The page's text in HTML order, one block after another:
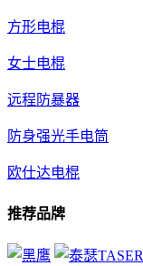
方形电棍
女士电棍
远程防暴器
防身强光手电筒
欧仕达电棍
推荐品牌